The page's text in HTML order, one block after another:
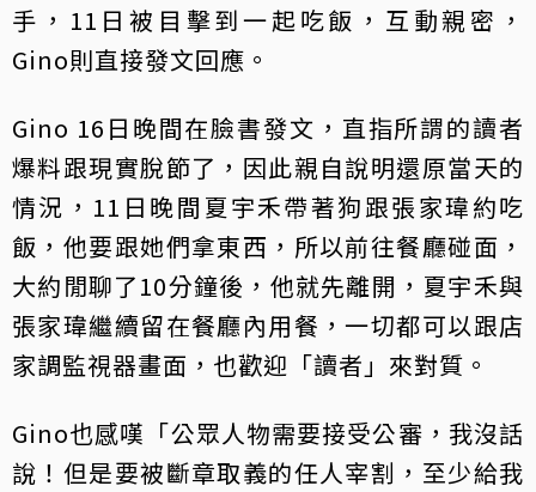
手，11日被目擊到一起吃飯，互動親密，
Gino則直接發文回應。
Gino 16日晚間在臉書發文，直指所謂的讀者
爆料跟現實脫節了，因此親自說明還原當天的
情況，11日晚間夏宇禾帶著狗跟張家瑋約吃
飯，他要跟她們拿東西，所以前往餐廳碰面，
大約閒聊了10分鐘後，他就先離開，夏宇禾與
張家瑋繼續留在餐廳內用餐，一切都可以跟店
家調監視器畫面，也歡迎「讀者」來對質。
Gino也感嘆「公眾人物需要接受公審，我沒話
說！但是要被斷章取義的任人宰割，至少給我